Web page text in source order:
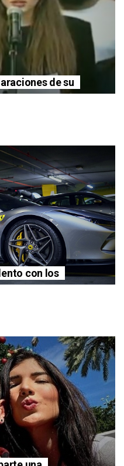
de su
con los